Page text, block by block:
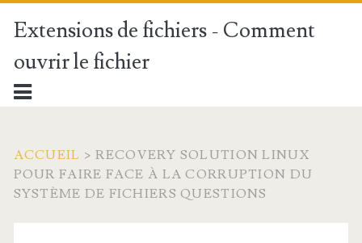
Extensions de fichiers - Comment
ouvrir le fichier
ACCUEIL > RECOVERY SOLUTION LINUX
POUR FAIRE FACE À LA CORRUPTION DU
SYSTÈME DE FICHIERS QUESTIONS